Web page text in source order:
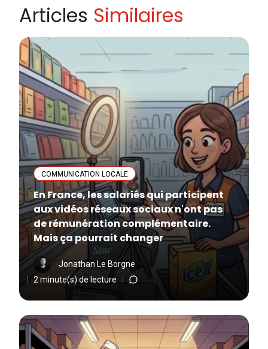
Articles Similaires
COMMUNICATION LOCALE
En France, les salariés qui participent
aux vidéos réseaux sociaux n'ont pas
de rémunération complémentaire.
Mais ça pourrait changer
Jonathan Le Borgne
2 minute(s) de lecture